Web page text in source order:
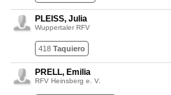
PLEISS, Julia
Wuppertaler RFV
418 Taquiero
PRELL, Emilia
RFV Heinsberg e. V.